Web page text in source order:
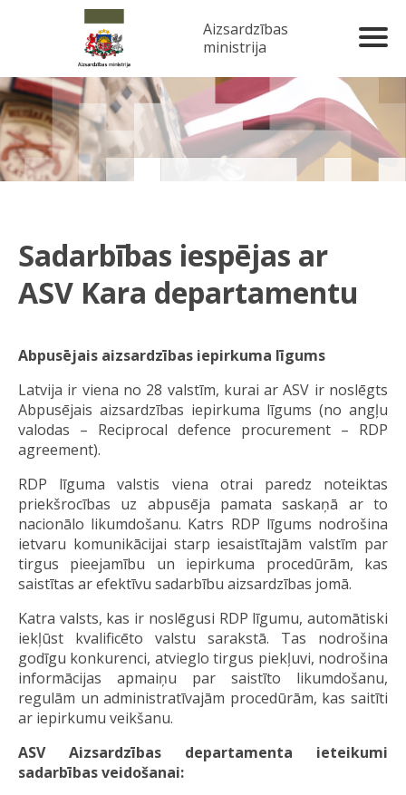
Aizsardzības
ministrija
Sadarbības iespējas ar
ASV Kara departamentu
Abpusējais aizsardzības iepirkuma līgums
Latvija ir viena no 28 valstīm, kurai ar ASV ir noslēgts
Abpusējais aizsardzības iepirkuma līgums (no angļu
valodas – Reciprocal defence procurement – RDP
agreement).
RDP līguma valstis viena otrai paredz noteiktas
priekšrocības uz abpusēja pamata saskaņā ar to
nacionālo likumdošanu. Katrs RDP līgums nodrošina
ietvaru komunikācijai starp iesaistītajām valstīm par
tirgus pieejamību un iepirkuma procedūrām, kas
saistītas ar efektīvu sadarbību aizsardzības jomā.
Katra valsts, kas ir noslēgusi RDP līgumu, automātiski
iekļūst kvalificēto valstu sarakstā. Tas nodrošina
godīgu konkurenci, atvieglo tirgus piekļuvi, nodrošina
informācijas apmaiņu par saistīto likumdošanu,
regulām un administratīvajām procedūrām, kas saitīti
ar iepirkumu veikšanu.
ASV Aizsardzības departamenta ieteikumi
sadarbības veidošanai: